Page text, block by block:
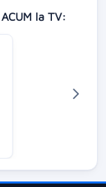
la TV: